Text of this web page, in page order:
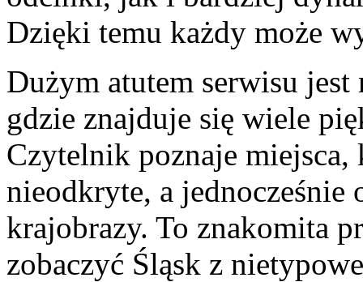
Dzięki temu każdy może
Dużym atutem serwisu
gdzie znajduje się wiele
Czytelnik poznaje miejsca,
nieodkryte, a jednocześnie
krajobrazy. To znakomita
zobaczyć Śląsk z